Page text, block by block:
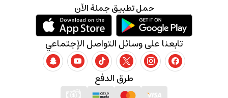
طرق الدفع
تابعنا على وسائل التواصل الإجتماعي
حمل تطبيق جملة الآن